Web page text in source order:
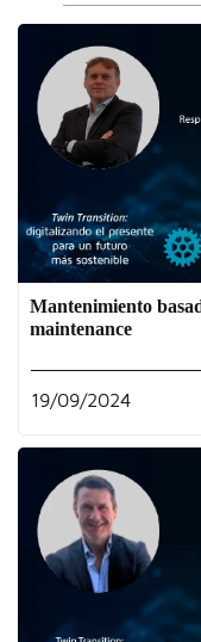
Mantenimiento
maintenance
19/09/2024